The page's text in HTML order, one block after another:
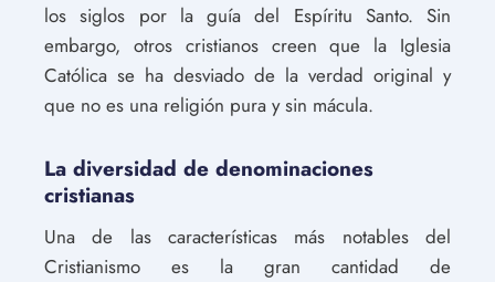
los siglos por la guía del Espíritu Santo. Sin
embargo, otros cristianos creen que la Iglesia
Católica se ha desviado de la verdad original y
que no es una religión pura y sin mácula.
La diversidad de denominaciones
cristianas
Una de las características más notables del
Cristianismo es la gran cantidad de